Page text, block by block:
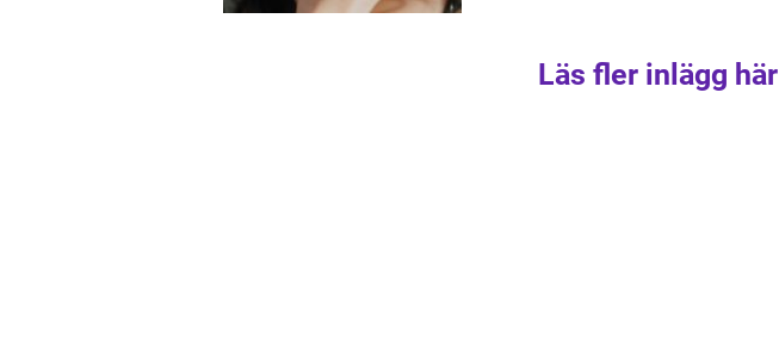
Läs fler inlägg här